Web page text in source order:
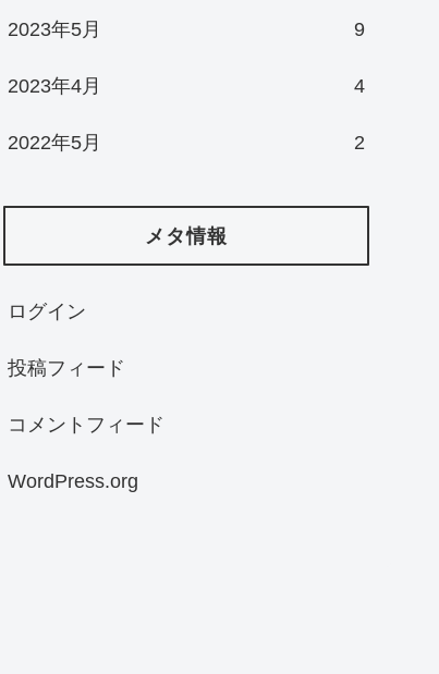
2023年5月 9
2023年4月 4
2022年5月 2
メタ情報
ログイン
投稿フィード
コメントフィード
WordPress.org